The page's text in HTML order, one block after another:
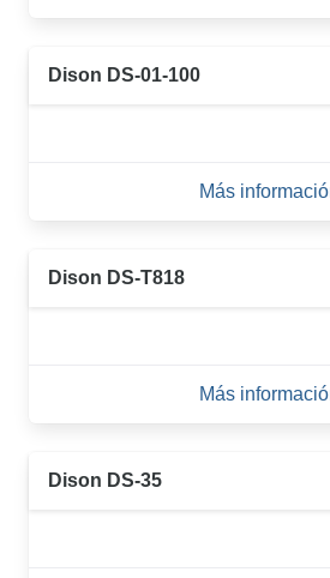
Dison DS-01-100
Más
Dison DS-T818
Más
Dison DS-35